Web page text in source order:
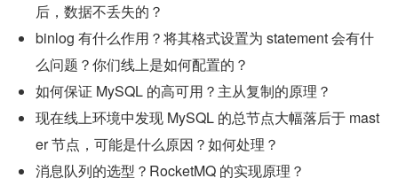
后，数据不丢失的？
binlog 有什么作用？将其格式设置为 statement 会有什
么问题？你们线上是如何配置的？
如何保证 MySQL 的高可用？主从复制的原理？
现在线上环境中发现 MySQL 的总节点大幅落后于 mast
er 节点，可能是什么原因？如何处理？
消息队列的选型？RocketMQ 的实现原理？